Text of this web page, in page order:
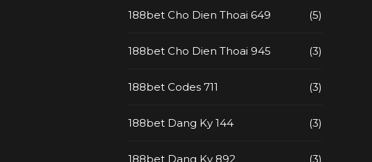
188bet Cho Dien Thoai 649 (5)
188bet Cho Dien Thoai 945 (3)
188bet Codes 711 (3)
188bet Dang Ky 144 (3)
188bet Dang Ky 892 (3)